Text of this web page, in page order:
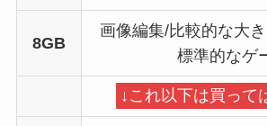
8GB
画像編集/比較的な大
標準的なゲ
↓これ以下は買って